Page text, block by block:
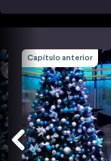
Capítulo anterior